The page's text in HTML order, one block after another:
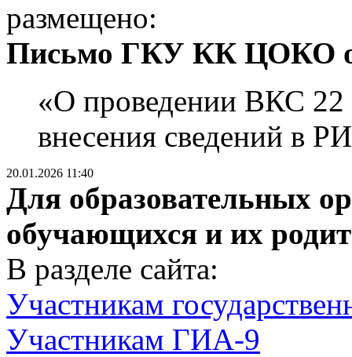
размещено:
Письмо ГКУ КК ЦОКО
«О проведении ВКС 22
внесения сведений в
20.01.2026 11:40
Для образовательных
обучающихся и их
В разделе сайта:
Участникам
Участникам ГИА-9